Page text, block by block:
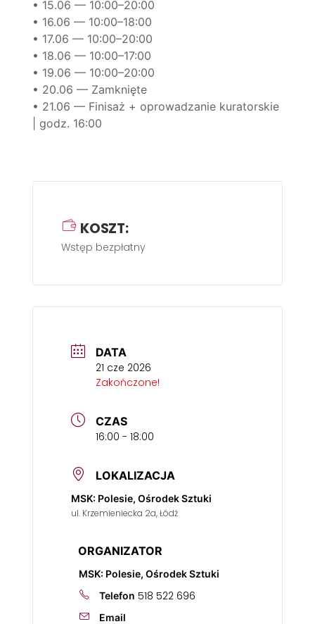
• 15.06 — 10:00–20:00
• 16.06 — 10:00–18:00
• 17.06 — 10:00–20:00
• 18.06 — 10:00–17:00
• 19.06 — 10:00–20:00
• 20.06 — Zamknięte
• 21.06 — Finisaż + oprowadzanie kuratorskie
| godz. 16:00
KOSZT:
Wstęp bezpłatny
DATA
21 cze 2026
Zakończone!
CZAS
16:00 - 18:00
LOKALIZACJA
MSK: Polesie, Ośrodek Sztuki
ul. Krzemieniecka 2a, Łódź
ORGANIZATOR
MSK: Polesie, Ośrodek Sztuki
Telefon 518 522 696
Email